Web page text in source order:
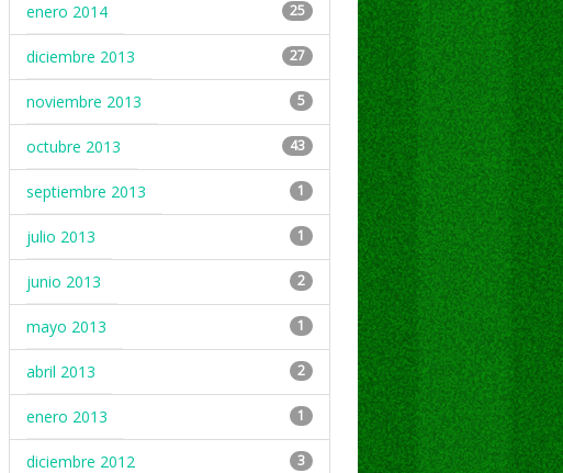
enero 2014 25
diciembre 2013 27
noviembre 2013 5
octubre 2013 43
septiembre 2013 1
julio 2013 1
junio 2013 2
mayo 2013 1
abril 2013 2
enero 2013 1
diciembre 2012 3